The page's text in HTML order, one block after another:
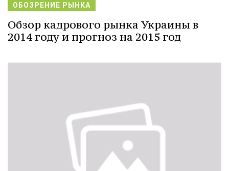
ОБОЗРЕНИЕ РЫНКА
Обзор кадрового рынка Украины в
2014 году и прогноз на 2015 год